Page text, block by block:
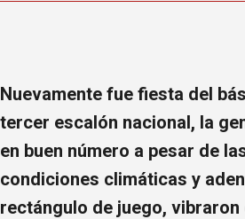
Nuevamente fue fiesta del
tercer escalón nacional, la
en buen número a pesar de
condiciones climáticas y
rectángulo de juego, vibraron